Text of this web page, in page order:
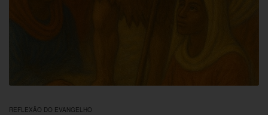
REFLEXÃO DO EVANGELHO